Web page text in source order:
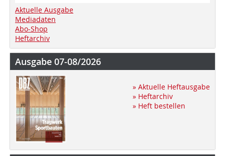
Aktuelle Ausgabe
Mediadaten
Abo-Shop
Heftarchiv
Ausgabe 07-08/2026
» Aktuelle Heftausgabe
» Heftarchiv
» Heft bestellen